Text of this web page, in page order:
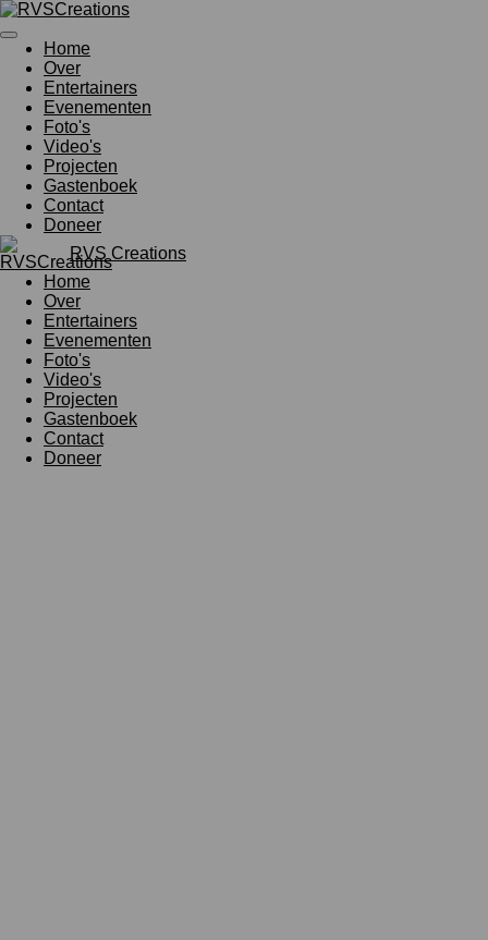
Ga
direct
naar
de
hoofdinhoud
Home
Over
Entertainers
Evenementen
Foto's
Video's
Projecten
Gastenboek
Contact
Doneer
RVS Creations
Home
Over
Entertainers
Evenementen
Foto's
Video's
Projecten
Gastenboek
Contact
Doneer